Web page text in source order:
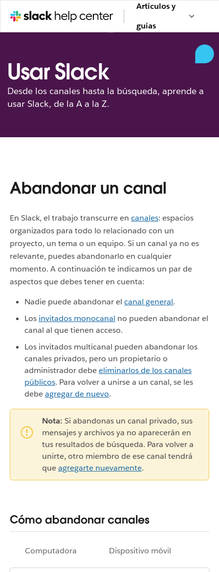
Artículos y
guías
Usar Slack
Desde los canales hasta la búsqueda, aprende a
usar Slack, de la A a la Z.
Abandonar un canal
En Slack, el trabajo transcurre en canales: espacios
organizados para todo lo relacionado con un
proyecto, un tema o un equipo. Si un canal ya no es
relevante, puedes abandonarlo en cualquier
momento. A continuación te indicamos un par de
aspectos que debes tener en cuenta:
Nadie puede abandonar el canal general.
Los invitados monocanal no pueden abandonar el
canal al que tienen acceso.
Los invitados multicanal pueden abandonar los
canales privados, pero un propietario o
administrador debeeliminarlos de los canales
públicos. Para volver a unirse a un canal, se les
debeagregar de nuevo.
Nota: Si abandonas un canal privado, sus
mensajes y archivos ya no aparecerán en
tus resultados de búsqueda. Para volver a
unirte, otro miembro de ese canal tendrá
queagregarte nuevamente.
Cómo abandonar canales
Computadora Dispositivo móvil